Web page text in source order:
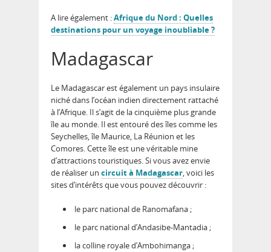
A lire également :Afrique du Nord : Quelles
destinations pour un voyage inoubliable ?
Madagascar
Le Madagascar est également un pays insulaire
niché dans l’océan indien directement rattaché
à l’Afrique. Il s’agit de la cinquième plus grande
île au monde. Il est entouré des îles comme les
Seychelles, île Maurice, La Réunion et les
Comores. Cette île est une véritable mine
d’attractions touristiques. Si vous avez envie
de réaliser un circuit à Madagascar, voici les
sites d’intérêts que vous pouvez découvrir :
le parc national de Ranomafana ;
le parc national d’Andasibe-Mantadia ;
la colline royale d’Ambohimanga ;